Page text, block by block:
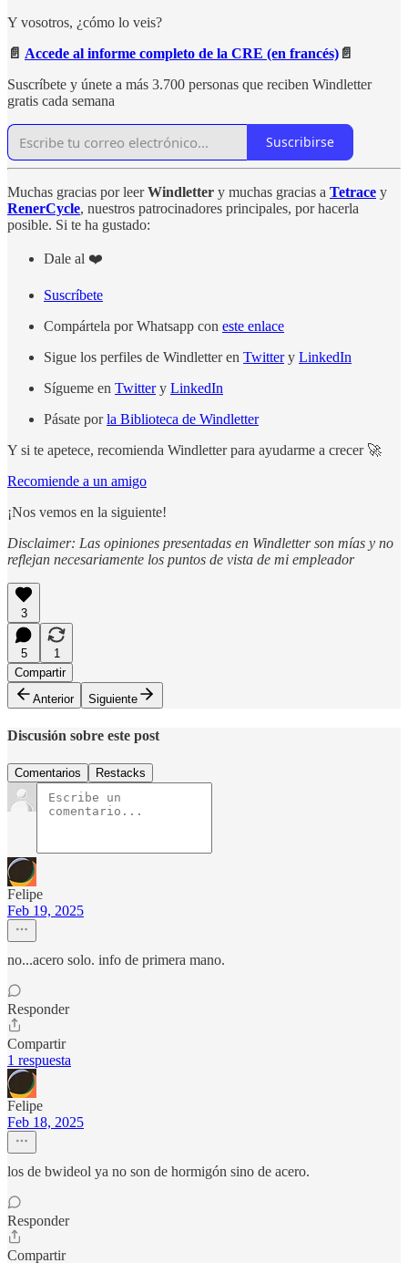
Y vosotros, ¿cómo lo veis?
📄 Accede al informe completo de la CRE (en francés) 📄
Suscríbete y únete a más 3.700 personas que reciben Windletter
gratis cada semana
Suscribirse
Muchas gracias por leerWindletter y muchas gracias a Tetrace y
RenerCycle, nuestros patrocinadores principales, por hacerla
posible. Si te ha gustado:
Dale al ❤️
Suscríbete
Compártela por Whatsapp con este enlace
Sigue los perfiles de Windletter en Twittery LinkedIn
Sígueme en Twittery LinkedIn
Pásate porla Biblioteca de Windletter
Y si te apetece, recomienda Windletter para ayudarme a crecer 🚀
Recomiende a un amigo
¡Nos vemos en la siguiente!
Disclaimer: Las opiniones presentadas en Windletter son mías y no
reflejan necesariamente los puntos de vista de mi empleador
3
5
1
Compartir
Anterior
Siguiente
Discusión sobre este post
Comentarios Restacks
Felipe
Feb 19, 2025
no...acero solo. info de primera mano.
Responder
Compartir
1 respuesta
Felipe
Feb 18, 2025
los de bwideol ya no son de hormigón sino de acero.
Responder
Compartir